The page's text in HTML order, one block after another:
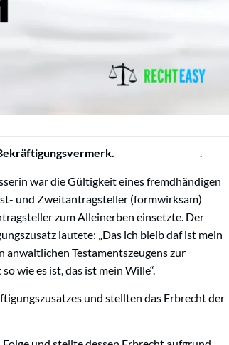
Bekräftigungsvermerk. .
war die Gültigkeit eines fremdhändigen
und Zweitantragsteller (formwirksam)
zum Alleinerben einsetzte. Der
lautete: „Das ich bleib daf ist mein
anwaltlichen Testamentszeugens zur
wie es ist, das ist mein Wille“.
und stellten das Erbrecht der